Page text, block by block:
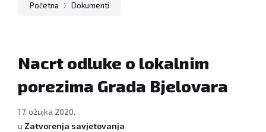
Početna Dokumenti
Nacrt odluke o lokalnim
porezima Grada Bjelovara
17. ožujka 2020.
u Zatvorenja savjetovanja